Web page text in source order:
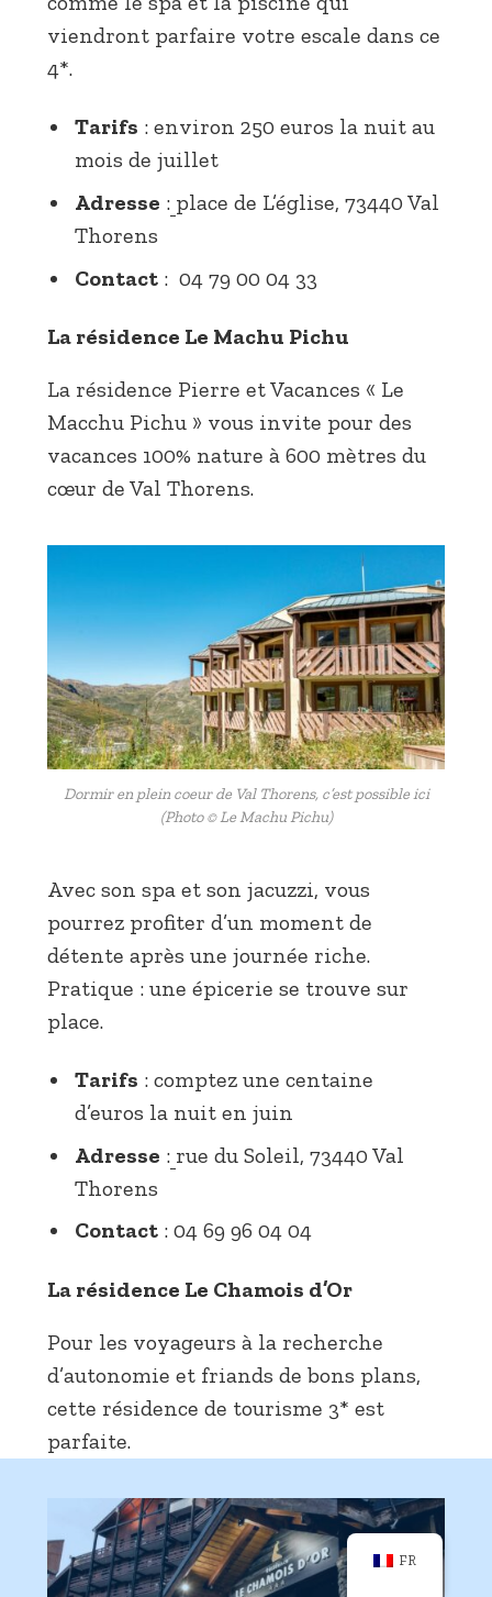
viendront parfaire votre escale dans ce
4*.
Tarifs : environ 250 euros la nuit au
mois de juillet
Adresse : place de L’église, 73440 Val
Thorens
Contact : 04 79 00 04 33
La résidence Le Machu Pichu
La résidence Pierre et Vacances « Le
Macchu Pichu » vous invite pour des
vacances 100% nature à 600 mètres du
cœur de Val Thorens.
Dormir en plein coeur de Val Thorens, c’est possible ici
(Photo © Le Machu Pichu)
Avec son spa et son jacuzzi, vous
pourrez profiter d’un moment de
détente après une journée riche.
Pratique : une épicerie se trouve sur
place.
Tarifs : comptez une centaine
d’euros la nuit en juin
Adresse : rue du Soleil, 73440 Val
Thorens
Contact : 04 69 96 04 04
La résidence Le Chamois d’Or
Pour les voyageurs à la recherche
d’autonomie et friands de bons plans,
cette résidence de tourisme 3* est
parfaite.
FR